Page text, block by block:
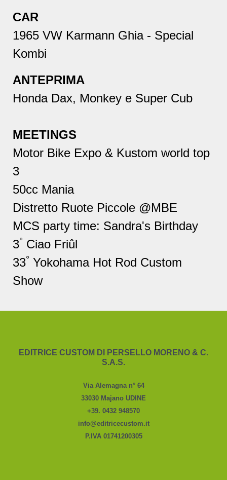
CAR
1965 VW Karmann Ghia- Special
Kombi
ANTEPRIMA
HondaDax, Monkey e Super Cub
MEETINGS
Motor Bike Expo & Kustom world top
3
50cc Mania
Distretto Ruote Piccole @MBE
MCS party time: Sandra's Birthday
3° Ciao Friûl
33° YokohamaHot Rod Custom
Show
EDITRICE CUSTOM DI PERSELLO MORENO & C.
S.A.S.
Via Alemagna n° 64
33030 Majano UDINE
+39. 0432 948570
info@editricecustom.it
P.IVA 01741200305